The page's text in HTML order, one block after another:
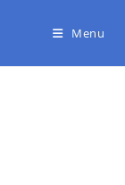
Menu